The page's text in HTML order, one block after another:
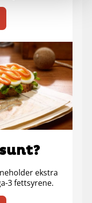
ekstra
3 fettsyrene.